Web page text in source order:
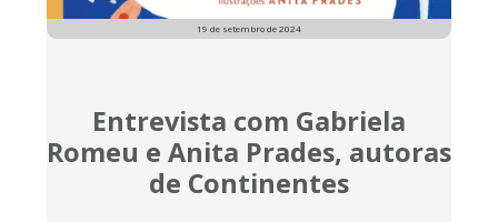
19 de setembro de 2024
Entrevista com Gabriela
Romeu e Anita Prades, autoras
de Continentes